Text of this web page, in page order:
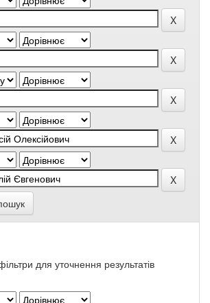
для уточнення результатів